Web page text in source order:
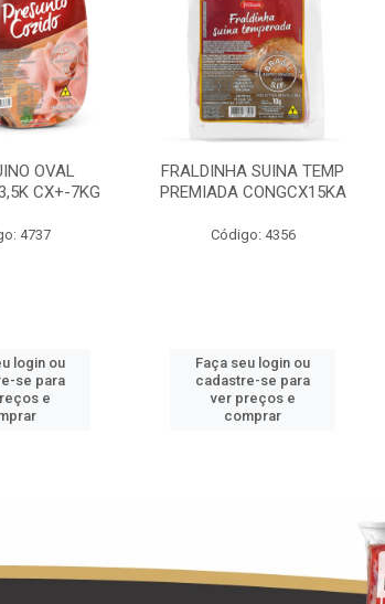
OVAL
CX+-7KG
4737
login ou
se para
e
FRALDINHA SUINA TEMP
PREMIADA CONGCX15KA
Código: 4356
Faça seu login ou
cadastre-se para
ver preços e
comprar